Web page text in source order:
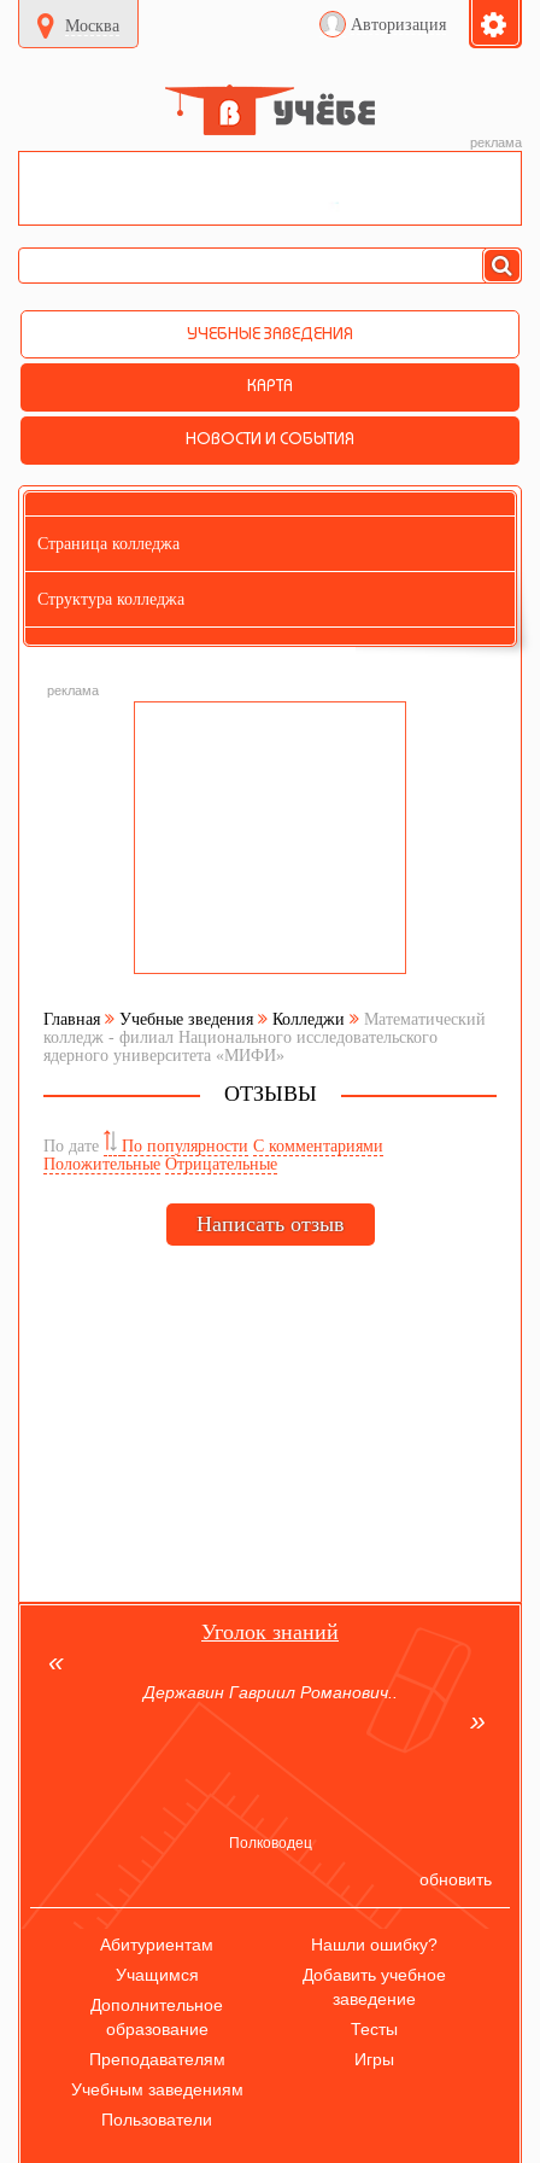
Москва Авторизация
реклама
УЧЕБНЫЕ ЗАВЕДЕНИЯ
КАРТА
НОВОСТИ И СОБЫТИЯ
Страница колледжа
Структура колледжа
реклама
Главная Учебные зведения Колледжи
Математический
колледж - филиал Национального исследовательского
ядерного университета «МИФИ»
ОТЗЫВЫ
По дате По популярности С комментариями
Положительные Отрицательные
Написать отзыв
Уголок знаний
Державин Гавриил Романович..
Полководец
обновить
Абитуриентам
Учащимся
Дополнительное
образование
Преподавателям
Учебным заведениям
Пользователи
Нашли ошибку?
Добавить учебное
заведение
Тесты
Игры